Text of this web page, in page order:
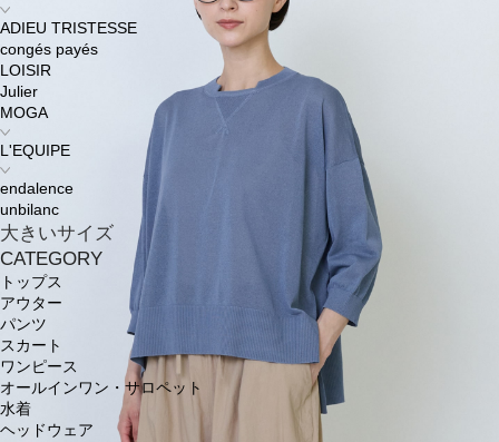
ADIEU TRISTESSE
congés payés
LOISIR
Julier
MOGA
L'EQUIPE
endalence
unbilanc
大きいサイズ
CATEGORY
トップス
アウター
パンツ
スカート
ワンピース
オールインワン・サロペット
水着
ヘッドウェア